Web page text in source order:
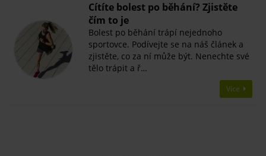
​Cítíte bolest po běhání? Zjistěte
čím to je
Bolest po běhání trápí nejednoho
sportovce. Podívejte se na náš článek a
zjistěte, co za ní může být. Nenechte své
tělo trápit a ř…
Více